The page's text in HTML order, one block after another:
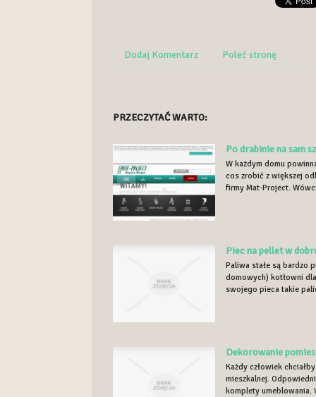
Dodaj Komentarz Poleć stronę
PRZECZYTAĆ WARTO:
Po drabinie na sam
W każdym domu
cos zrobić z większej
firmy Mat-Project.
Piec na pellet w
Paliwa stałe są bardzo
domowych) kotłowni
swojego pieca takie
Dekorowanie
Każdy człowiek
mieszkalnej.
komplety umeblowania.